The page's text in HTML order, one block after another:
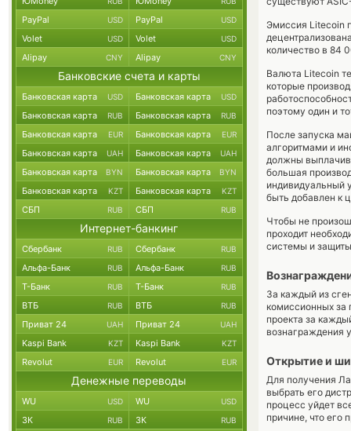
Эмиссия Litecoin
количество в 84
Валюта Litecoin
которые
поэтому один и
После запуска
алгоритмами и
должны
большая
индивидуальный
быть добавлен к
Чтобы не
проходит
системы и
За каждый из
комиссионных
проекта за
вознаграждения
Открытие и
Для получения
выбрать его
процесс уйдет
причине, что его
PayPal USD PayPal USD
Volet USD Volet USD
Alipay CNY Alipay CNY
Банковские счета и карты
Банковская карта USD Банковская карта USD
Банковская карта RUB Банковская карта RUB
Банковская карта EUR Банковская карта EUR
Банковская карта UAH Банковская карта UAH
Банковская карта BYN Банковская карта BYN
Банковская карта KZT Банковская карта KZT
СБП RUB СБП RUB
Интернет-банкинг
Сбербанк RUB Сбербанк RUB
Альфа-Банк RUB Альфа-Банк RUB
Т-Банк RUB Т-Банк RUB
ВТБ RUB ВТБ RUB
Приват 24 UAH Приват 24 UAH
Kaspi Bank KZT Kaspi Bank KZT
Revolut EUR Revolut EUR
Денежные переводы
WU USD WU USD
ЗК RUB ЗК RUB